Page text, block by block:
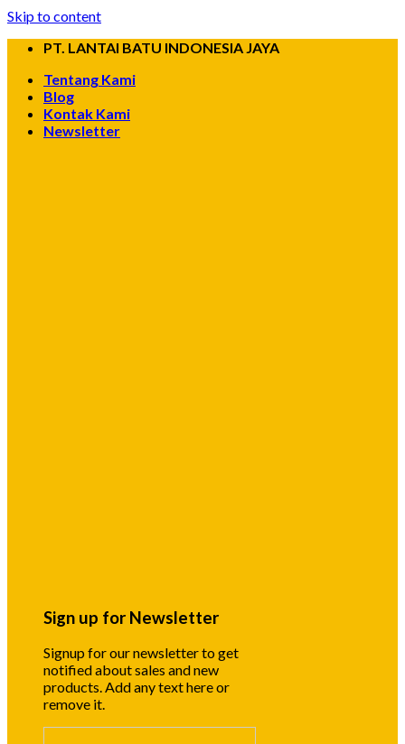
Skip to content
PT. LANTAI BATU INDONESIA JAYA
Tentang Kami
Blog
Kontak Kami
Newsletter
Sign up for Newsletter
Signup for our newsletter to get
notified about sales and new
products. Add any text here or
remove it.